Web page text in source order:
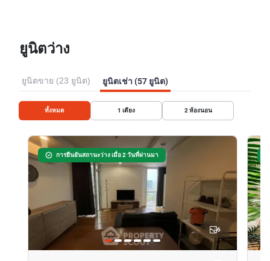
ยูนิตว่าง
ยูนิตขาย (23 ยูนิต) ยูนิตเช่า (57 ยูนิต)
ทั้งหมด 1 เตียง 2 ห้องนอน
การยืนยันสถานะว่าง เมื่อ 2 วันที่ผ่านมา
6